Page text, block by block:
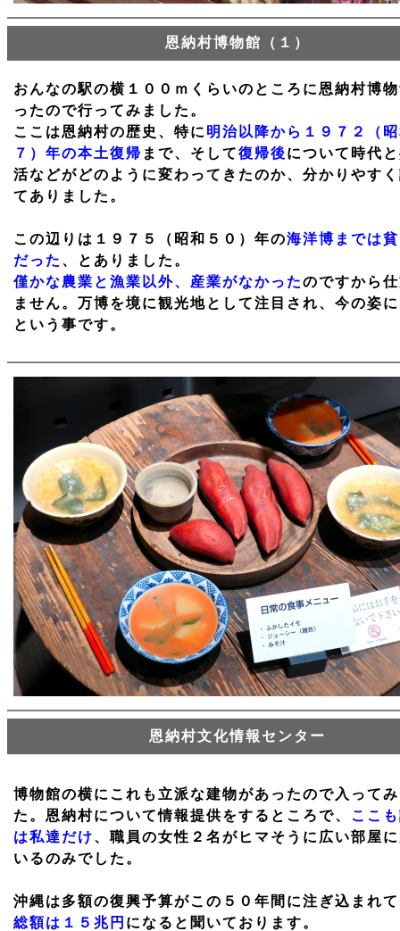
恩納村博物館（１）
おんなの駅の横１００ｍくらいのところに恩納村博
ったので行ってみました。
ここは恩納村の歴史、特に 明治以降から１９７２（
７）年の本土復帰 まで、そして復帰後について時代
活などがどのように変わってきたのか、分かりやす
てありました。
この辺りは１９７５（昭和５０）年の海洋博までは
だった 、とありました。
僅かな農業と漁業以外、産業がなかったのですから
ません。万博を境に観光地として注目され、今の姿
という事です。
恩納村文化情報センター
博物館の横にこれも立派な建物があったので入って
た。恩納村について情報提供をするところで、 ここ
は私達だけ、職員の女性２名がヒマそうに広い部屋
いるのみでした。
沖縄は多額の復興予算がこの５０年間に注ぎ込まれ
総額は１５兆円 になると聞いております。